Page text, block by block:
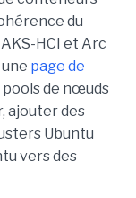
du
HCI et Arc
page de
pools de nœuds
ajouter des
Ubuntu
vers des